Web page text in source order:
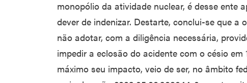
monopólio da atividade nuclear, é desse ente
dever de indenizar. Destarte, conclui-se que a
não adotar, com a diligência necessária,
impedir a eclosão do acidente com o césio
máximo seu impacto, veio de ser, no âmbito